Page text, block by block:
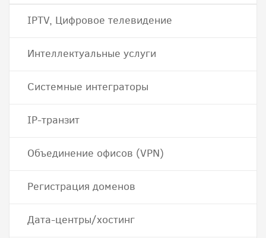
IPTV, Цифровое телевидение
Интеллектуальные услуги
Системные интеграторы
IP-транзит
Объединение офисов (VPN)
Регистрация доменов
Дата-центры/хостинг